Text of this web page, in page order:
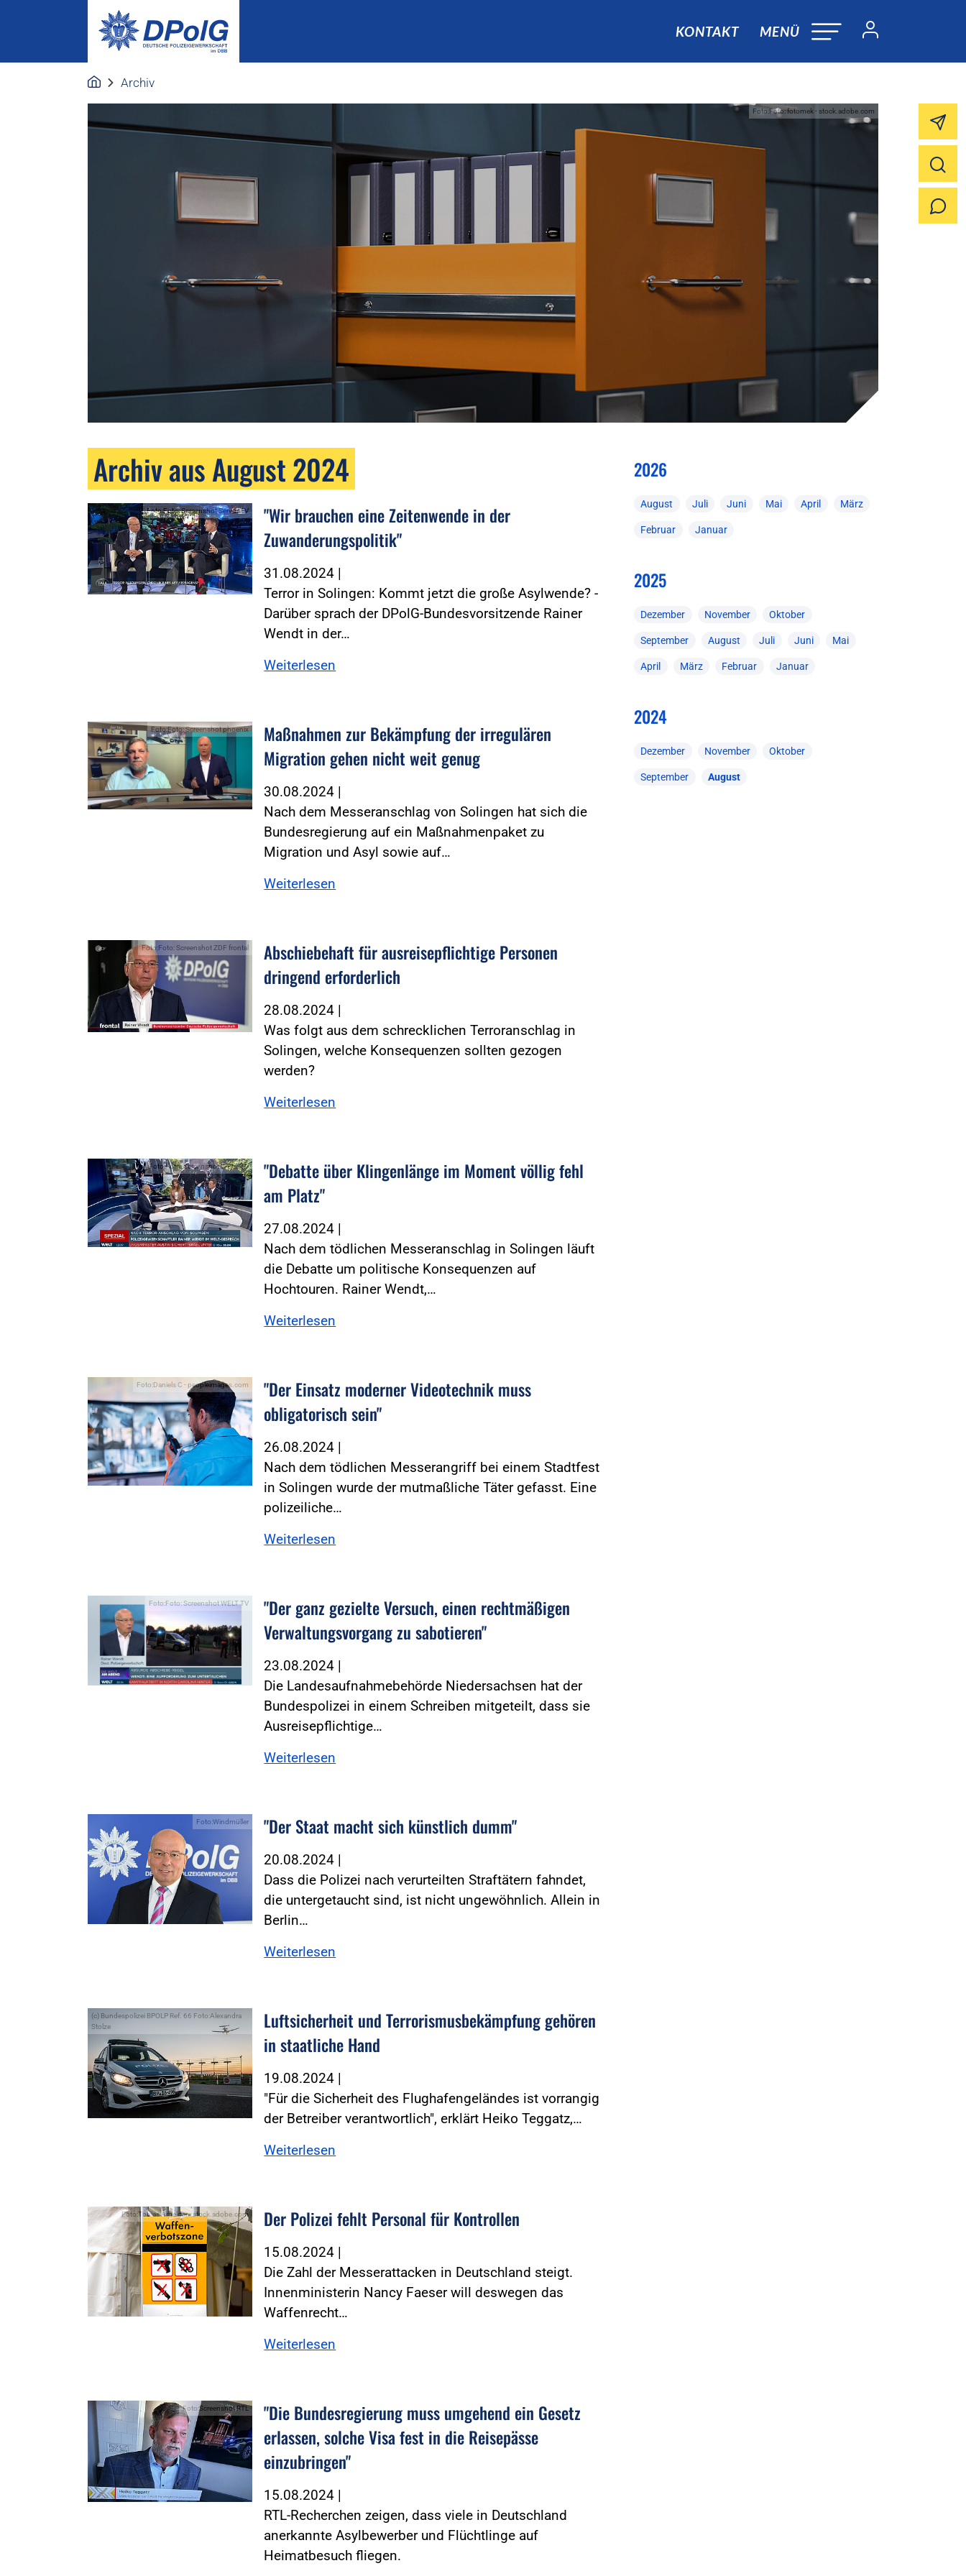
KONTAKT MENÜ
Archiv
Foto:Foto: fotomek - stock.adobe.com
Archiv aus August 2024
Foto:Foto: Screenshot ServusTV
"Wir brauchen eine Zeitenwende in der
Zuwanderungspolitik"
31.08.2024 |
Terror in Solingen: Kommt jetzt die große Asylwende? -
Darüber sprach der DPolG-Bundesvorsitzende Rainer
Wendt in der…
Weiterlesen
Foto:Foto: Screenshot phoenix
Maßnahmen zur Bekämpfung der irregulären
Migration gehen nicht weit genug
30.08.2024 |
Nach dem Messeranschlag von Solingen hat sich die
Bundesregierung auf ein Maßnahmenpaket zu
Migration und Asyl sowie auf…
Weiterlesen
Foto:Foto: Screenshot ZDF frontal
Abschiebehaft für ausreisepflichtige Personen
dringend erforderlich
28.08.2024 |
Was folgt aus dem schrecklichen Terroranschlag in
Solingen, welche Konsequenzen sollten gezogen
werden?
Weiterlesen
Foto:Foto: Screenshot WELT TV
"Debatte über Klingenlänge im Moment völlig fehl
am Platz"
27.08.2024 |
Nach dem tödlichen Messeranschlag in Solingen läuft
die Debatte um politische Konsequenzen auf
Hochtouren. Rainer Wendt,…
Weiterlesen
Foto:Daniels C - peopleimages.com
"Der Einsatz moderner Videotechnik muss
obligatorisch sein"
26.08.2024 |
Nach dem tödlichen Messerangriff bei einem Stadtfest
in Solingen wurde der mutmaßliche Täter gefasst. Eine
polizeiliche…
Weiterlesen
Foto:Foto: Screenshot WELT TV
"Der ganz gezielte Versuch, einen rechtmäßigen
Verwaltungsvorgang zu sabotieren"
23.08.2024 |
Die Landesaufnahmebehörde Niedersachsen hat der
Bundespolizei in einem Schreiben mitgeteilt, dass sie
Ausreisepflichtige…
Weiterlesen
Foto:Windmüller "Der Staat macht sich künstlich dumm"
20.08.2024 |
Dass die Polizei nach verurteilten Straftätern fahndet,
die untergetaucht sind, ist nicht ungewöhnlich. Allein in
Berlin…
Weiterlesen
(c) Bundespolizei BPOLP Ref. 66 Foto:Alexandra
Stolze
Luftsicherheit und Terrorismusbekämpfung gehören
in staatliche Hand
19.08.2024 |
"Für die Sicherheit des Flughafengeländes ist vorrangig
der Betreiber verantwortlich", erklärt Heiko Teggatz,…
Weiterlesen
Foto:Tobias Arhelger - stock.adobe.com Der Polizei fehlt Personal für Kontrollen
15.08.2024 |
Die Zahl der Messerattacken in Deutschland steigt.
Innenministerin Nancy Faeser will deswegen das
Waffenrecht…
Weiterlesen
Foto:Screenshot RTL
"Die Bundesregierung muss umgehend ein Gesetz
erlassen, solche Visa fest in die Reisepässe
einzubringen"
15.08.2024 |
RTL-Recherchen zeigen, dass viele in Deutschland
anerkannte Asylbewerber und Flüchtlinge auf
Heimatbesuch fliegen.
2026
August Juli Juni Mai April März
Februar Januar
2025
Dezember November Oktober
September August Juli Juni Mai
April März Februar Januar
2024
Dezember November Oktober
September August